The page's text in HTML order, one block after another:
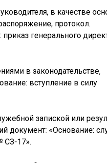
в качестве
протокол.
генерального
в законодательстве,
вступление в силу
запиской или
документ: «Основание:
СЗ-17».